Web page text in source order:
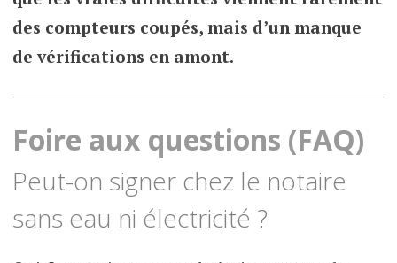
des compteurs coupés, mais d’un manque
de vérifications en amont.
Foire aux questions (FAQ)
Peut-on signer chez le notaire
sans eau ni électricité ?